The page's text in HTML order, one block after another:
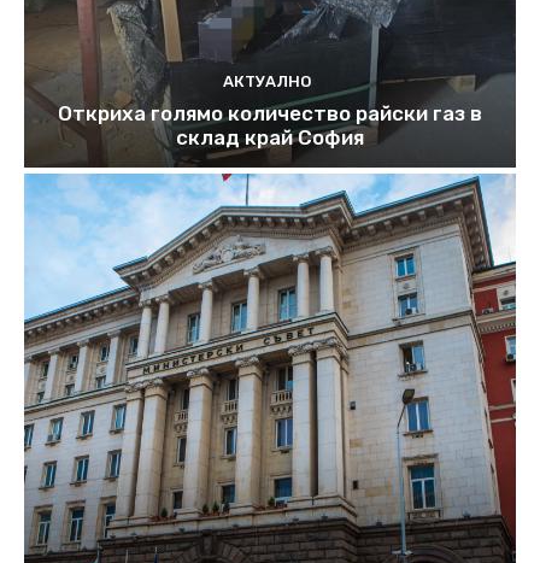
АКТУАЛНО
Откриха голямо количество райски газ в
склад край София